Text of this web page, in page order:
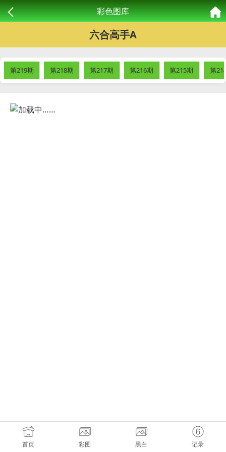
彩色图库
六合高手A
第219期 第218期 第217期 第216期 第215期 第
首页 彩图 黑白 记录